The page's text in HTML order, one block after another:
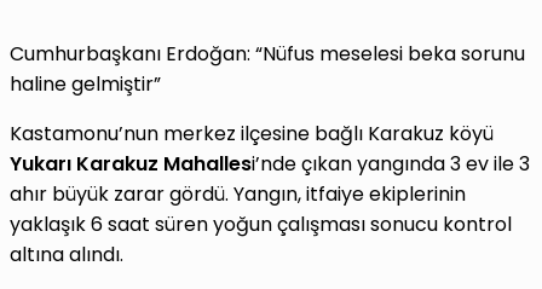
Cumhurbaşkanı Erdoğan: “Nüfus meselesi beka sorunu
haline gelmiştir”
Kastamonu’nun merkez ilçesine bağlı Karakuz köyü
Yukarı Karakuz Mahallesi’nde çıkan yangında 3 ev ile 3
ahır büyük zarar gördü. Yangın, itfaiye ekiplerinin
yaklaşık 6 saat süren yoğun çalışması sonucu kontrol
altına alındı.